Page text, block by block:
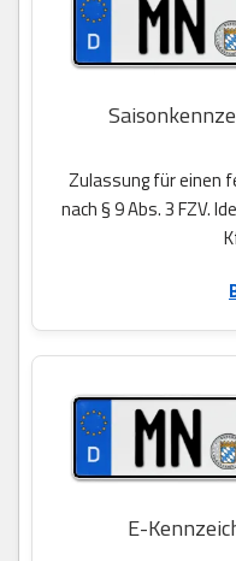
Zulassung für einen
nach § 9 Abs. 3 FZV.
E-